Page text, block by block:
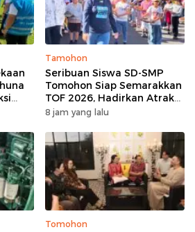
Tamohon
Seribuan Siswa SD-SMP
Tomohon Siap Semarakkan
TOF 2026, Hadirkan Atraksi
Kolosal dan Harmoni Seni
8 jam yang lalu
Tomohon